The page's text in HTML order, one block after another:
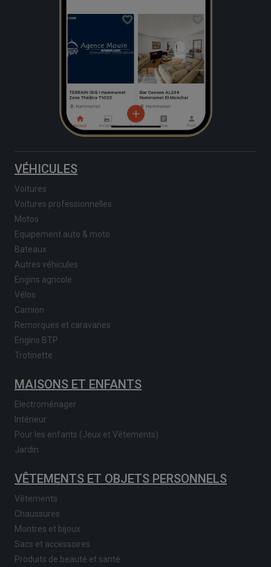
VÉHICULES
Voitures
Voitures professionnelles
Motos
Equipement auto & moto
Bateaux
Autres véhicules
Engins agricole
Vélos
Camion
Remorques et caravanes
Engins BTP
Trotinette
MAISONS ET ENFANTS
Electroménager
Intérieur
Pour les enfants (Jeux et Vêtements)
Jardin
VÊTEMENTS ET OBJETS PERSONNELS
Vêtements
Chaussures
Montres et bijoux
Sacs et accessoires
Produits de beauté et santé